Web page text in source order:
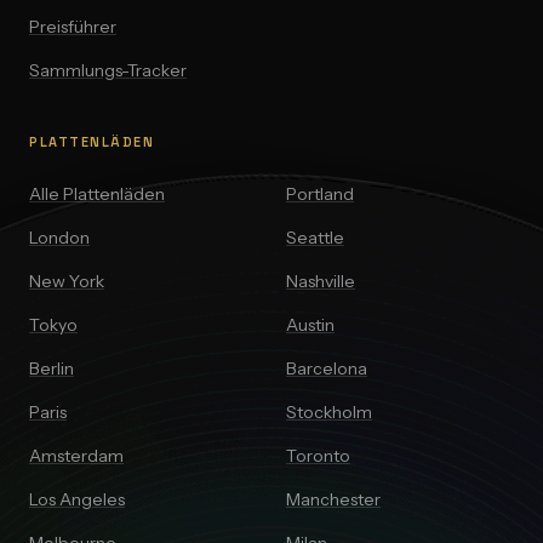
Preisführer
Sammlungs-Tracker
PLATTENLÄDEN
Alle Plattenläden
London
New York
Tokyo
Berlin
Paris
Amsterdam
Los Angeles
Portland
Seattle
Nashville
Austin
Barcelona
Stockholm
Toronto
Manchester